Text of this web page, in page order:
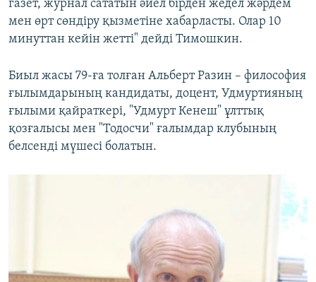
газет, журнал сататын әйел бірден жедел жәрдем
мен өрт сөндіру қызметіне хабарласты. Олар 10
минуттан кейін жетті" дейді Тимошкин.
Биыл жасы 79-ға толған Альберт Разин – философия
ғылымдарының кандидаты, доцент, Удмуртияның
ғылыми қайраткері, "Удмурт Кенеш" ұлттық
қозғалысы мен "Тодосчи" ғалымдар клубының
белсенді мүшесі болатын.